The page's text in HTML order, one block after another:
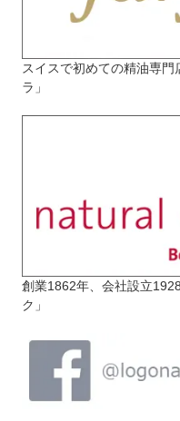
スイスで初めての精油専
ラ」
創業1862年、会社設立
ク」